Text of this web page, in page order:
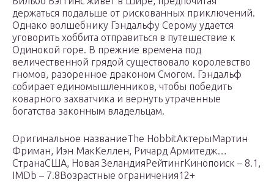
держаться подальше от рискованных приключений.
Однако волшебнику Гэндальфу Серому удается
уговорить хоббита отправиться в путешествие к
Одинокой горе. В прежние времена под
величественной грядой существовало королевство
гномов, разоренное драконом Смогом. Гэндальф
собирает единомышленников, чтобы победить
коварного захватчика и вернуть утраченные
богатства законным владельцам.
Оригинальное названиеThe HobbitАктерыМартин
Фриман, Иэн МакКеллен, Ричард Армитедж…
СтранаСША, Новая ЗеландияРейтингКинопоиск – 8.1,
IMDb – 7.8Возрастные ограничения12+